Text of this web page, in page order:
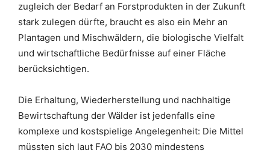
zugleich der Bedarf an Forstprodukten in der Zukunft
stark zulegen dürfte, braucht es also ein Mehr an
Plantagen und Mischwäldern, die biologische Vielfalt
und wirtschaftliche Bedürfnisse auf einer Fläche
berücksichtigen.
Die Erhaltung, Wiederherstellung und nachhaltige
Bewirtschaftung der Wälder ist jedenfalls eine
komplexe und kostspielige Angelegenheit: Die Mittel
müssten sich laut FAO bis 2030 mindestens